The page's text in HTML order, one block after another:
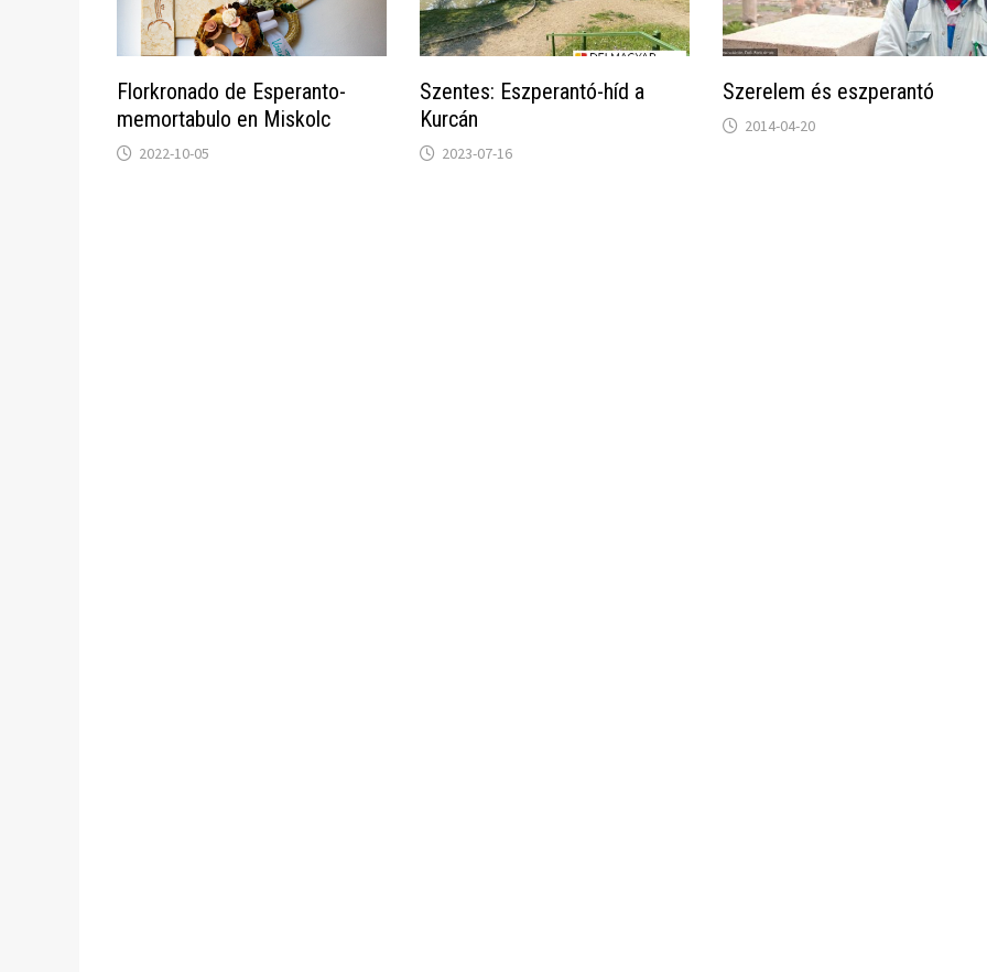
Florkronado de Esperanto-
memortabulo en Miskolc
2022-10-05
Szentes: Eszperantó-híd a
Kurcán
2023-07-16
Szerelem és eszperantó
2014-04-20